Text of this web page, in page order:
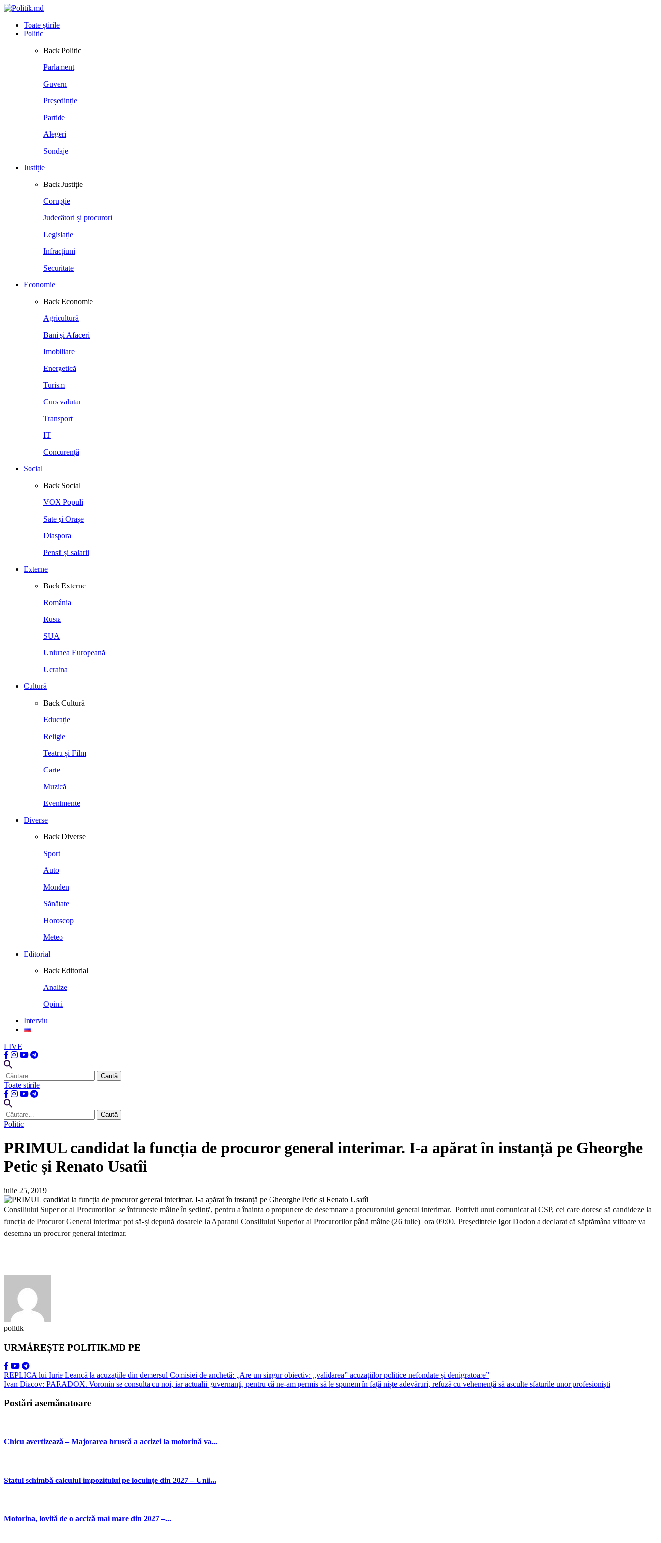
Toate știrile
Politic
Back Politic
Parlament
Guvern
Președinție
Partide
Alegeri
Sondaje
Justiție
Back Justiție
Corupție
Judecători și procurori
Legislație
Infracțiuni
Securitate
Economie
Back Economie
Agricultură
Bani și Afaceri
Imobiliare
Energetică
Turism
Curs valutar
Transport
IT
Concurență
Social
Back Social
VOX Populi
Sate și Orașe
Diaspora
Pensii și salarii
Externe
Back Externe
România
Rusia
SUA
Uniunea Europeană
Ucraina
Cultură
Back Cultură
Educație
Religie
Teatru și Film
Carte
Muzică
Evenimente
Diverse
Back Diverse
Sport
Auto
Monden
Sănătate
Horoscop
Meteo
Editorial
Back Editorial
Analize
Opinii
Interviu
LIVE
Caută
după:
Toate stirile
Caută
după:
Politic
PRIMUL candidat la funcția de procuror general interimar. I-a apărat în instanță pe Gheorghe
Petic și Renato Usatîi
iulie 25, 2019
Consiliului Superior al Procurorilor se întrunește mâine în ședință, pentru a înainta o propunere de desemnare a procurorului general interimar. Potrivit unui comunicat al CSP, cei care doresc să candideze la
funcția de Procuror General interimar pot să-și depună dosarele la Aparatul Consiliului Superior al Procurorilor până mâine (26 iulie), ora 09:00. Președintele Igor Dodon a declarat că săptămâna viitoare va
desemna un procuror general interimar.
politik
URMĂREȘTE POLITIK.MD PE
REPLICA lui Iurie Leancă la acuzațiile din demersul Comisiei de anchetă: „Are un singur obiectiv: „validarea” acuzațiilor politice nefondate și denigratoare”
Ivan Diacov: PARADOX. Voronin se consulta cu noi, iar actualii guvernanți, pentru că ne-am permis să le spunem în față niște adevăruri, refuză cu vehemență să asculte sfaturile unor profesioniști
Postări asemănatoare
Chicu avertizează – Majorarea bruscă a accizei la motorină va...
Statul schimbă calculul impozitului pe locuințe din 2027 – Unii...
Motorina, lovită de o acciză mai mare din 2027 –...